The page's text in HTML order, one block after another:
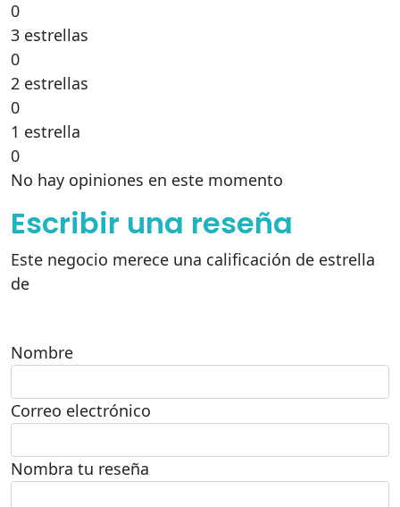
0
3 estrellas
0
2 estrellas
0
1 estrella
0
No hay opiniones en este momento
Escribir una reseña
Este negocio merece una calificación de estrella
de
Nombre
Correo electrónico
Nombra tu reseña